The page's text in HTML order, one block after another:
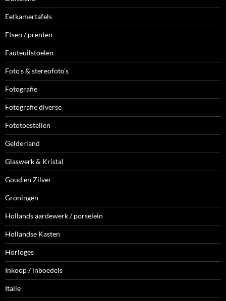
Eetkamertafels
Etsen / prenten
Fauteuilstoelen
Foto's & stereofoto's
Fotografie
Fotografie diverse
Fototoestellen
Gelderland
Glaswerk & Kristal
Goud en Zilver
Groningen
Hollands aardewerk / porselein
Hollandse Kasten
Horloges
Inkoop / inboedels
Italie